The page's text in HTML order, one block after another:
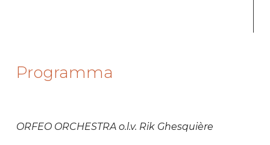
Programma
ORFEO ORCHESTRA o.l.v. Rik Ghesquière